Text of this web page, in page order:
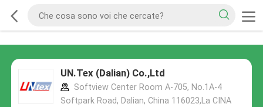
UN.Tex (Dalian) Co.,Ltd
Softview Center Room A-705, No.1A-4
Softpark Road, Dalian, China 116023,La CINA